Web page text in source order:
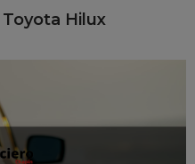
Hilux